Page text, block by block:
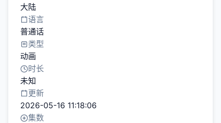
大陆
语言
普通话
类型
动画
时长
未知
更新
2026-05-16 11:18:06
集数